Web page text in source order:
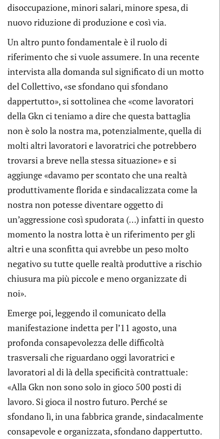
disoccupazione, minori salari, minore spesa, di
nuovo riduzione di produzione e così via.
Un altro punto fondamentale è il ruolo di
riferimento che si vuole assumere. In una recente
intervista alla domanda sul significato di un motto
del Collettivo, «se sfondano qui sfondano
dappertutto», si sottolinea che «come lavoratori
della Gkn ci teniamo a dire che questa battaglia
non è solo la nostra ma, potenzialmente, quella di
molti altri lavoratori e lavoratrici che potrebbero
trovarsi a breve nella stessa situazione» e si
aggiunge «davamo per scontato che una realtà
produttivamente florida e sindacalizzata come la
nostra non potesse diventare oggetto di
un’aggressione così spudorata (…) infatti in questo
momento la nostra lotta è un riferimento per gli
altri e una sconfitta qui avrebbe un peso molto
negativo su tutte quelle realtà produttive a rischio
chiusura ma più piccole e meno organizzate di
noi».
Emerge poi, leggendo il comunicato della
manifestazione indetta per l’11 agosto, una
profonda consapevolezza delle difficoltà
trasversali che riguardano oggi lavoratrici e
lavoratori al di là della specificità contrattuale:
«Alla Gkn non sono solo in gioco 500 posti di
lavoro. Si gioca il nostro futuro. Perché se
sfondano lì, in una fabbrica grande, sindacalmente
consapevole e organizzata, sfondano dappertutto.